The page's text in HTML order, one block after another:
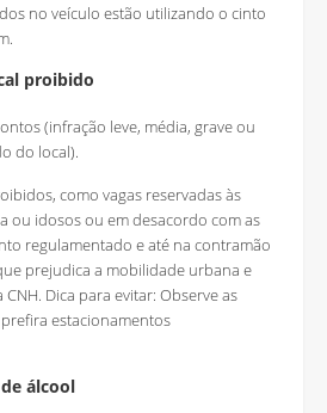
no veículo estão utilizando o cinto
proibido
(infração leve, média, grave ou
do local).
como vagas reservadas às
ou idosos ou em desacordo com as
regulamentado e até na contramão
prejudica a mobilidade urbana e
Dica para evitar: Observe as
estacionamentos
álcool